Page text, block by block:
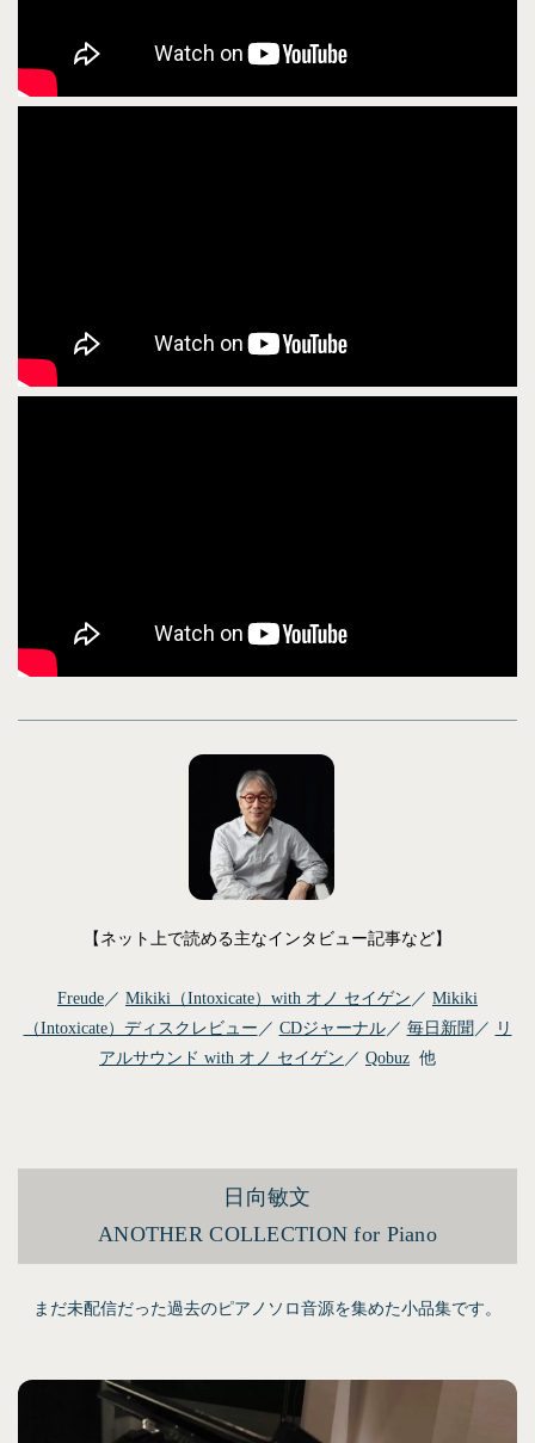
【ネット上で読める主なインタビュー記事など】
Freude／ Mikiki（Intoxicate）with オノ セイゲン ／ Mikiki
（Intoxicate）ディスクレビュー ／ CDジャーナル／ 毎日新聞 ／ リ
アルサウンド with オノ セイゲン ／ Qobuz 他
日向敏文
ANOTHER COLLECTION for Piano
まだ未配信だった過去のピアノソロ音源を集めた小品集です。